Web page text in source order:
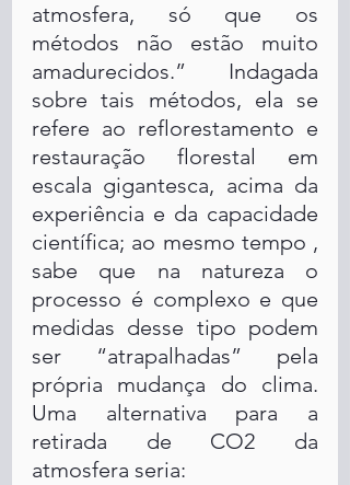
atmosfera, só que os
métodos não estão muito
amadurecidos.” Indagada
sobre tais métodos, ela se
refere ao reflorestamento e
restauração florestal em
escala gigantesca, acima da
experiência e da capacidade
científica; ao mesmo tempo ,
sabe que na natureza o
processo é complexo e que
medidas desse tipo podem
ser “atrapalhadas” pela
própria mudança do clima.
Uma alternativa para a
retirada de CO2 da
atmosfera seria: